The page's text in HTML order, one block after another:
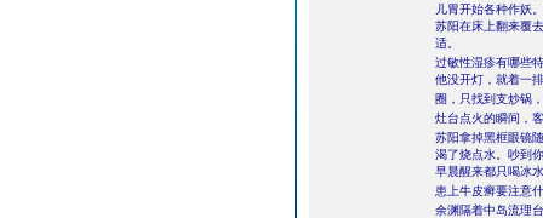
儿胃开始各种作妖。
苏阳在床上翻来覆
适。
过敏性湿疹有哪些
他没开灯，就着一
圈，只找到支炒锅
灶台点火的瞬间，
苏阳拿掉黑框眼镜
渴了烧点水。吵到
早晨醒来都只喝冰
患上牛皮癣要注意
余渊隔着中岛流理